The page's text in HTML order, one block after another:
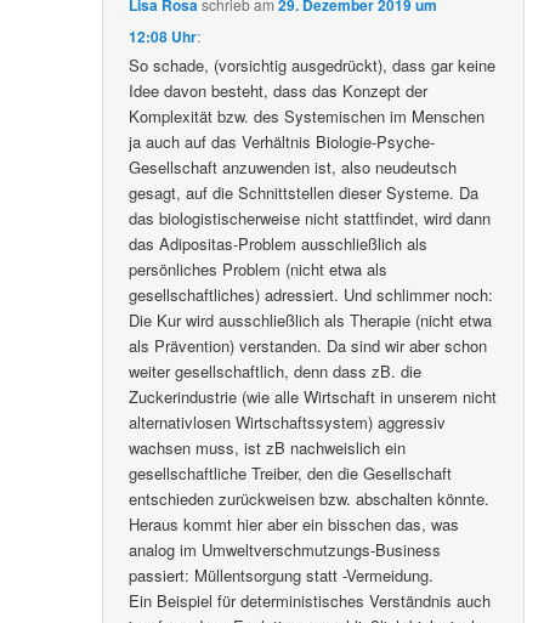
Lisa Rosaschriebam29. Dezember 2019 um
12:08 Uhr:
So schade, (vorsichtig ausgedrückt), dass gar keine
Idee davon besteht, dass das Konzept der
Komplexität bzw. des Systemischen im Menschen
ja auch auf das Verhältnis Biologie-Psyche-
Gesellschaft anzuwenden ist, also neudeutsch
gesagt, auf die Schnittstellen dieser Systeme. Da
das biologistischerweise nicht stattfindet, wird dann
das Adipositas-Problem ausschließlich als
persönliches Problem (nicht etwa als
gesellschaftliches) adressiert. Und schlimmer noch:
Die Kur wird ausschließlich als Therapie (nicht etwa
als Prävention) verstanden. Da sind wir aber schon
weiter gesellschaftlich, denn dass zB. die
Zuckerindustrie (wie alle Wirtschaft in unserem nicht
alternativlosen Wirtschaftssystem) aggressiv
wachsen muss, ist zB nachweislich ein
gesellschaftliche Treiber, den die Gesellschaft
entschieden zurückweisen bzw. abschalten könnte.
Heraus kommt hier aber ein bisschen das, was
analog im Umweltverschmutzungs-Business
passiert: Müllentsorgung statt -Vermeidung.
Ein Beispiel für deterministisches Verständnis auch